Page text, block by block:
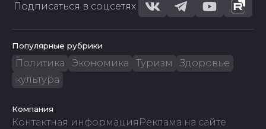
Подписаться в соцсетях
Популярные рубрики
Политика Экономика Туризм
Здоровье
культура
Компания
Контактная информация Реклама на сайте